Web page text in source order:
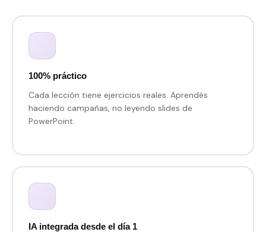
100% práctico
Cada lección tiene ejercicios reales. Aprendés
haciendo campañas, no leyendo slides de
PowerPoint.
IA integrada desde el día 1